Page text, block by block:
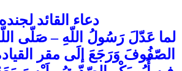
دعاء القائد
لما عَدّلَ رَسُولُ اللّهِ – صَلّى
الصّفُوفَ وَرَجَعَ إلَى مقر